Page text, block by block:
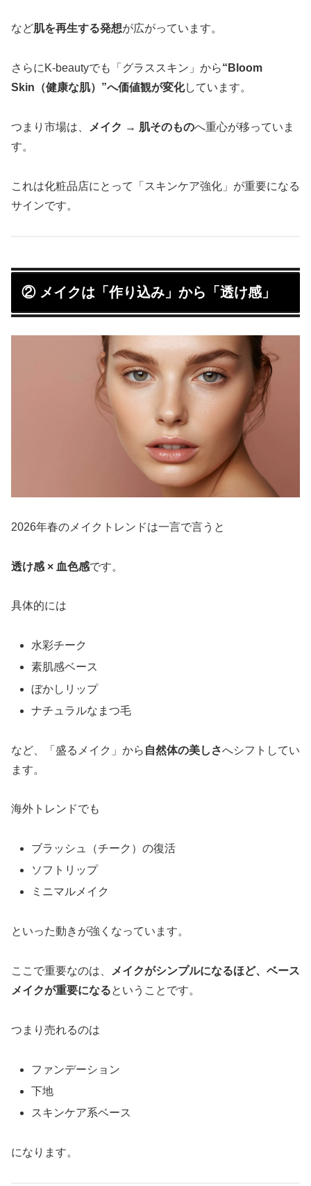
など肌を再生する発想が広がっています。
さらにK-beautyでも「グラススキン」から“Bloom
Skin（健康な肌）”へ価値観が変化しています。
つまり市場は、 メイク → 肌そのものへ重心が移っていま
す。
これは化粧品店にとって「スキンケア強化」が重要になる
サインです。
② メイクは「作り込み」から「透け感」
2026年春のメイクトレンドは一言で言うと
透け感 × 血色感です。
具体的には
水彩チーク
素肌感ベース
ぼかしリップ
ナチュラルなまつ毛
など、「盛るメイク」から 自然体の美しさへシフトしてい
ます。
海外トレンドでも
ブラッシュ（チーク）の復活
ソフトリップ
ミニマルメイク
といった動きが強くなっています。
ここで重要なのは、
メイクがシンプルになるほど、ベース
メイクが重要になるということです。
つまり売れるのは
ファンデーション
下地
スキンケア系ベース
になります。